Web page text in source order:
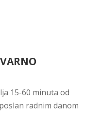
15-60 minuta od
radnim danom